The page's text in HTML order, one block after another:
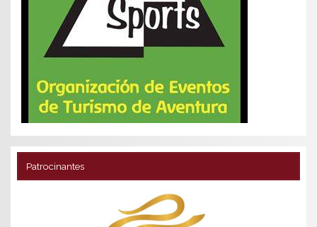
Patrocinantes